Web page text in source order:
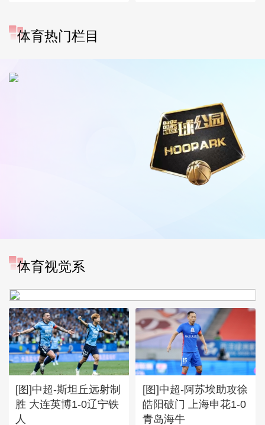
体育热门栏目
体育视觉系
[图]中超-奥斯卡破门 云南玉
[图]中超-斯坦丘远射制
胜 大连英博1-0辽宁铁
人
[图]中超-阿苏埃助攻徐
皓阳破门 上海申花1-0
青岛海牛